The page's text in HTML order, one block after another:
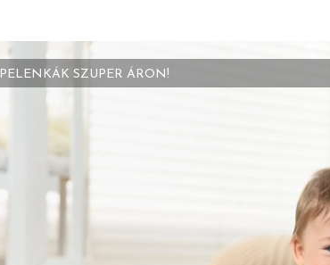
PELENKÁK SZUPER ÁRON!